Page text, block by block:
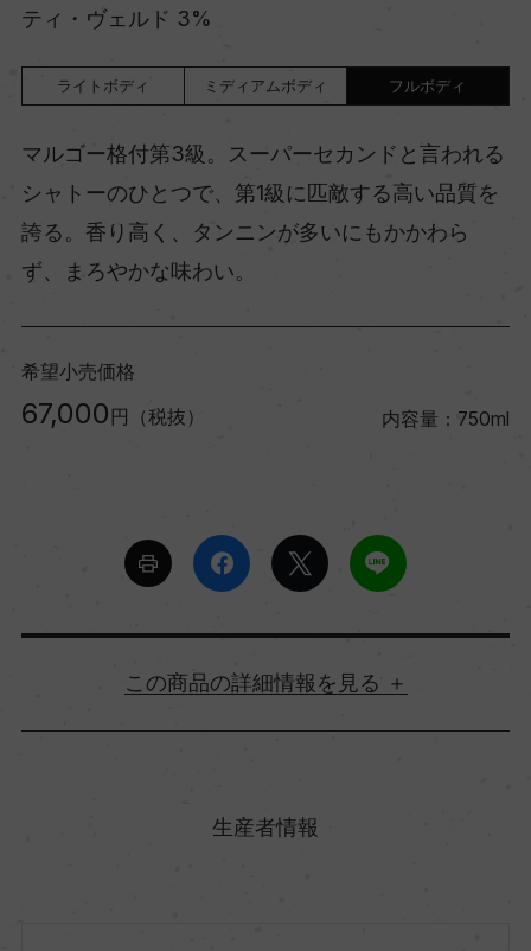
ティ・ヴェルド 3%
ライトボディ ミディアムボディ フルボディ
マルゴー格付第3級。スーパーセカンドと言われる
シャトーのひとつで、第1級に匹敵する高い品質を
誇る。香り高く、タンニンが多いにもかかわら
ず、まろやかな味わい。
希望小売価格
67,000 円（税抜） 内容量：750ml
詳細情報
生産者情報